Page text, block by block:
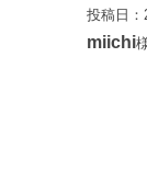
投稿日：
miichi